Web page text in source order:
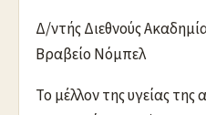
Δ/ντής Διεθνούς
Βραβείο Νόμπελ
Το μέλλον της υγείας